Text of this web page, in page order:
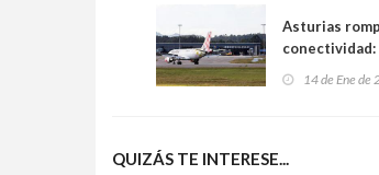
Asturias
conectividad:
millones de
14 de Ene de
QUIZÁS TE INTERESE...